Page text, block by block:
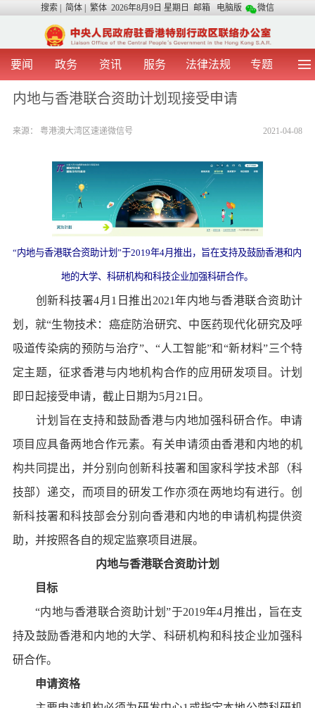
搜索 简体 繁体 2026年8月9日 星期日 邮箱 电脑版 微信
要闻 政务 资讯 服务 法律法规 专题
首 页 图 片 视 频
涉台事务 香港在线 媒体言论
内地与香港联合资助计划现接受申请
2021-04-08
来源： 粤港澳大湾区速递微信号
“内地与香港联合资助计划”于2019年4月推出，旨在支持及鼓励香港和内
地的大学、科研机构和科技企业加强科研合作。
创新科技署4月1日推出2021年内地与香港联合资助计
划，就“生物技术：癌症防治研究、中医药现代化研究及呼
吸道传染病的预防与治疗”、“人工智能”和“新材料”三个特
定主题，征求香港与内地机构合作的应用研发项目。计划
即日起接受申请，截止日期为5月21日。
计划旨在支持和鼓励香港与内地加强科研合作。申请
项目应具备两地合作元素。有关申请须由香港和内地的机
构共同提出，并分别向创新科技署和国家科学技术部（科
技部）递交，而项目的研发工作亦须在两地均有进行。创
新科技署和科技部会分别向香港和内地的申请机构提供资
助，并按照各自的规定监察项目进展。
内地与香港联合资助计划
目标
“内地与香港联合资助计划”于2019年4月推出，旨在支
持及鼓励香港和内地的大学、科研机构和科技企业加强科
研合作。
申请资格